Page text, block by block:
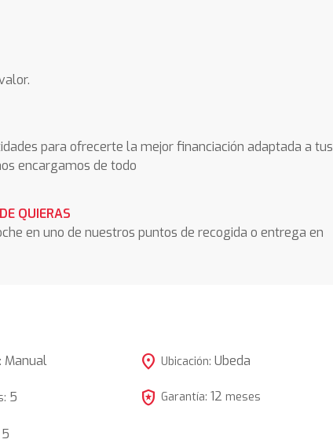
para ofrecerte la mejor financiación adaptada a tus
encargamos de todo
QUIERAS
en uno de nuestros puntos de recogida o entrega en
Manual
5
5
location_on Ubicación: Ubeda
local_police Garantía: 12 meses